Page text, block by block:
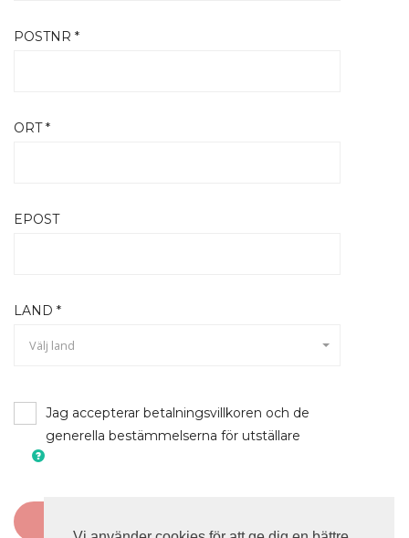
POSTNR *
ORT *
EPOST
LAND *
Välj land
Jag accepterar betalningsvillkoren och de
generella bestämmelserna för utställare